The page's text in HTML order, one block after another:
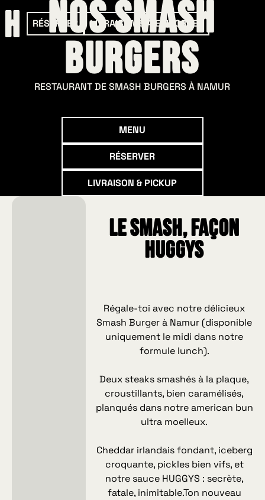
RÉSERVER LIVRAISON & À EMPORTER
Nos smash
burgers
RESTAURANT DE SMASH BURGERS À NAMUR
Menu
MENU
Réserver
RÉSERVER
LIVRAISON & PICKUP
Le Smash, façon
HUGGYS
Régale-toi avec notre délicieux
Smash Burger à Namur (disponible
uniquement le midi dans notre
formule lunch).
Deux steaks smashés à la plaque,
croustillants, bien caramélisés,
planqués dans notre american bun
ultra moelleux.
Cheddar irlandais fondant, iceberg
croquante, pickles bien vifs, et
notre sauce HUGGYS : secrète,
fatale, inimitable.Ton nouveau